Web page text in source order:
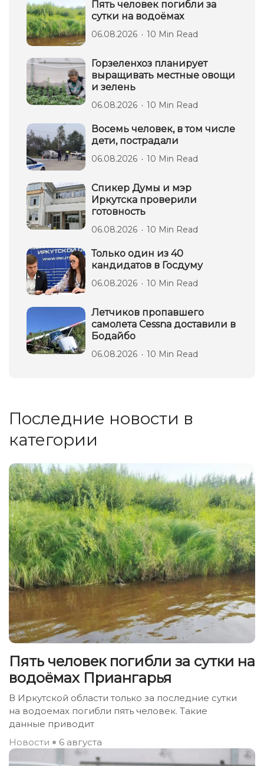
Пять человек погибли за
сутки на водоёмах
06.08.2026 10 Min Read
Горзеленхоз планирует
выращивать местные овощи
и зелень
06.08.2026 10 Min Read
Восемь человек, в том числе
дети, пострадали
06.08.2026 10 Min Read
Спикер Думы и мэр
Иркутска проверили
готовность
06.08.2026 10 Min Read
Только один из 40
кандидатов в Госдуму
06.08.2026 10 Min Read
Летчиков пропавшего
самолета Cessna доставили в
Бодайбо
06.08.2026 10 Min Read
Последние новости в
категории
Пять человек погибли за сутки на
водоёмах Приангарья
В Иркутской области только за последние сутки
на водоемах погибли пять человек. Такие
данные приводит
Новости
6 августа